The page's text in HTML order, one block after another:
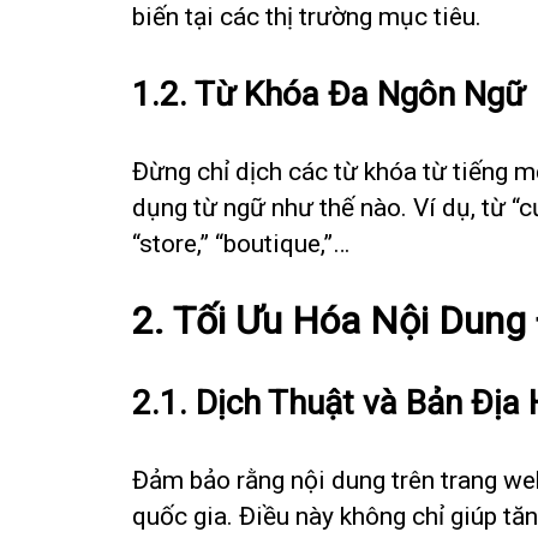
biến tại các thị trường mục tiêu.
1.2. Từ Khóa Đa Ngôn Ngữ
Đừng chỉ dịch các từ khóa từ tiếng
dụng từ ngữ như thế nào. Ví dụ, từ
“store,” “boutique,”…
2. Tối Ưu Hóa Nội
2.1. Dịch Thuật và Bản Địa
Đảm bảo rằng nội dung trên trang
quốc gia. Điều này không chỉ giúp